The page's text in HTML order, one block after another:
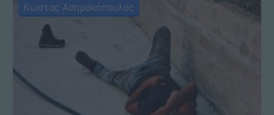
Κώστας Ασημακόπουλος